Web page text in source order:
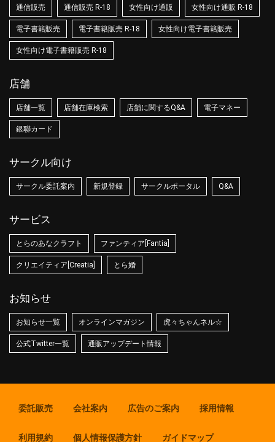
通信販売 通信販売 R-18 女性向け通販 女性向け通販 R-18
電子書籍販売 電子書籍販売 R-18 女性向け電子書籍販売
女性向け電子書籍販売 R-18
店舗
店舗一覧 店舗在庫検索 店舗に関するQ&A 電子マネー
銀聯カード
サークル向け
サークル委託案内 新規登録 サークルポータル Q&A
サービス
とらのあなクラフト ファンティア[Fantia]
クリエイティア[Creatia] とら婚
お知らせ
お知らせ一覧 オンラインマガジン 虎々ちゃんネル☆
公式Twitter一覧 通販アップデート情報
委託販売 会社案内 広告のご案内 採用情報
利用規約 個人情報保護方針 ガイドマップ